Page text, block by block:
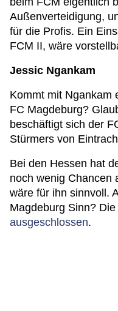
Außenverteidigung,
für die Profis. Ein
FCM II, wäre
Jessic Ngankam
Kommt mit Ngankam
FC Magdeburg?
beschäftigt sich der
Stürmers von
Bei den Hessen hat
noch wenig Chancen
wäre für ihn sinnvoll.
Magdeburg Sinn? Die
ausgeschlossen.